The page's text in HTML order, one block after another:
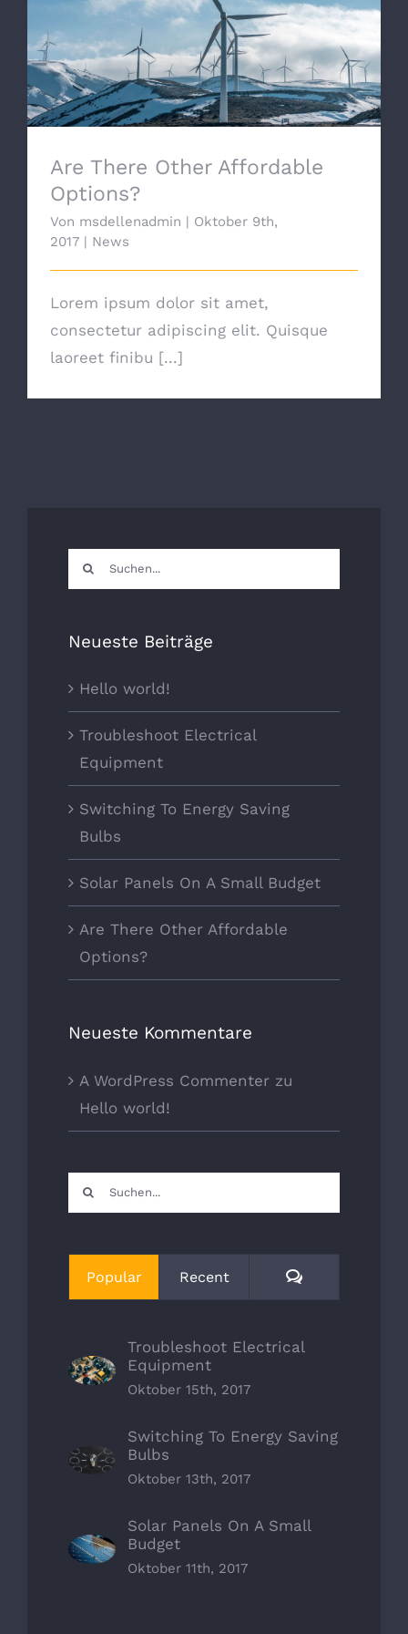
Are There Other Affordable Options?
Are There Other Affordable
Options?
Von msdellenadmin | Oktober 9th,
2017 | News
Lorem ipsum dolor sit amet,
consectetur adipiscing elit. Quisque
laoreet finibu [...]
Suche
nach:
Neueste Beiträge
Hello world!
Troubleshoot Electrical
Equipment
Switching To Energy Saving
Bulbs
Solar Panels On A Small Budget
Are There Other Affordable
Options?
Neueste Kommentare
A WordPress Commenter zu
Hello world!
Suche
nach:
Popular Recent Kommentare
Troubleshoot Electrical
Equipment
Oktober 15th, 2017
Switching To Energy Saving
Bulbs
Oktober 13th, 2017
Solar Panels On A Small
Budget
Oktober 11th, 2017